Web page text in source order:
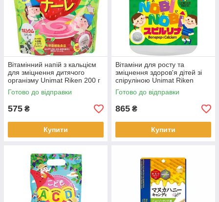
Вітамінний напій з кальцієм
для зміцнення дитячого
організму Unimat Riken 200 г
(461168)
Готово до відправки
575 ₴
Купити
Вітаміни для росту та
зміцнення здоров'я дітей зі
спіруліною Unimat Riken
NOBINOBI Spirulina 150 шт.
(681573)
Готово до відправки
865 ₴
Купити